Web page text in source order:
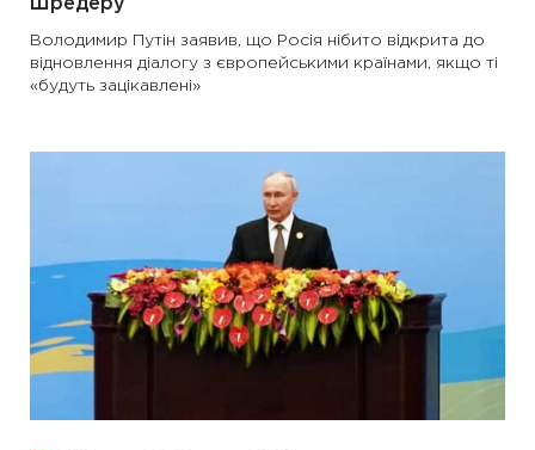
Шредеру
Володимир Путін заявив, що Росія нібито відкрита до
відновлення діалогу з європейськими країнами, якщо ті
«будуть зацікавлені»